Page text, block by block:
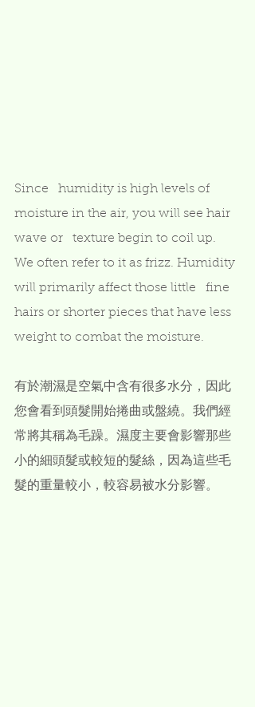
Since   humidity is high levels of
moisture in the air, you will see hair
wave or   texture begin to coil up.
We often refer to it as frizz. Humidity
will primarily affect those little   fine
hairs or shorter pieces that have less
weight to combat the moisture.
有於潮濕是空氣中含有很多水分，因此
您會看到頭髮開始捲曲或盤繞。我們經
常將其稱為毛躁。濕度主要會影響那些
小的細頭髮或較短的髮絲，因為這些毛
髮的重量較小，較容易被水分影響。